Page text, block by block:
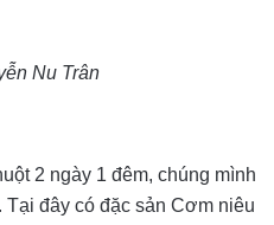
Nu Trân
2 ngày 1 đêm, chúng mình
đây có đặc sản Cơm niêu